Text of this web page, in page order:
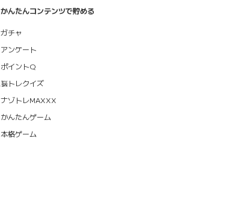
かんたんコンテンツで貯める
ガチャ
アンケート
ポイントQ
脳トレクイズ
ナゾトレMAXXX
かんたんゲーム
本格ゲーム